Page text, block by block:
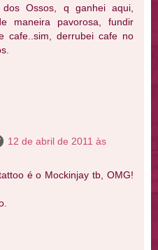
Ossos, q ganhei aqui,
maneira pavorosa, fundir
cafe..sim, derrubei cafe no
12 de abril de 2011 às
é o Mockinjay tb, OMG!